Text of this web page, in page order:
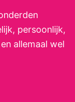
te
om
persoonlijk,
allemaal wel